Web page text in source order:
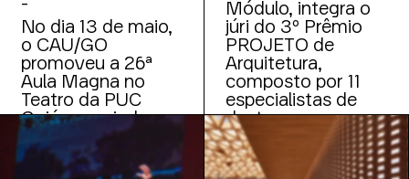
No dia 13 de maio,
o CAU/GO
promoveu a 26ª
Aula Magna no
Teatro da PUC
Goiás, reunindo
público diverso
para debates sobre
arquitetura
Módulo, integra o
júri do 3º Prêmio
PROJETO de
Arquitetura,
composto por 11
especialistas de
destaque em
arquitetura, design,
fotografia, crítica e
artes, responsáveis